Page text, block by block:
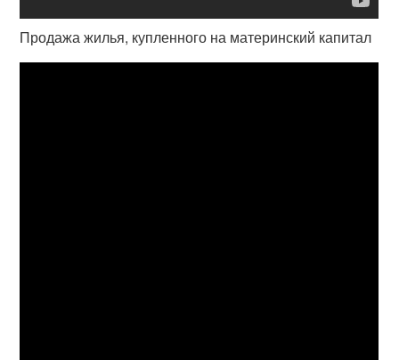
Продажа жилья, купленного на материнский капитал